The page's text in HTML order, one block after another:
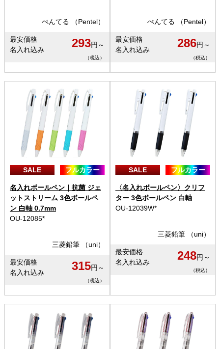
ぺんてる （Pentel）
最安価格
名入れ込み
293円～
（税込）
ぺんてる （Pentel）
最安価格
名入れ込み
286円～
（税込）
SALE フルカラー
名入れボールペン｜抗菌 ジェ
ットストリーム 3色ボールペ
ン 白軸 0.7mm
OU-12085*
三菱鉛筆 （uni）
最安価格
名入れ込み
315円～
（税込）
SALE フルカラー
〈名入れボールペン〉クリフ
ター 3色ボールペン 白軸
OU-12039W*
三菱鉛筆 （uni）
最安価格
名入れ込み
248円～
（税込）